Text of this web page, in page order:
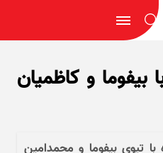
بیفوما و کاظمیان
تیوی بیفوما و محمدامین